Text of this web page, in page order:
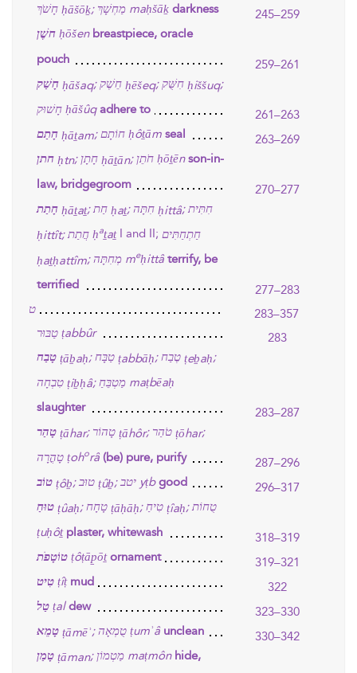
חָשֹׁךְ ḥāšōḵ; מַחְשָׁךְ maḥšāḵ darkness
245–259
חשֶׁן ḥōšen breastpiece, oracle
pouch
259–261
חָשַׁק ḥāšaq; חֵשֶׁק ḥēšeq; חִשֻּׁק ḥiššuq;
חָשׁוּק ḥāšûq adhere to
261–263
חָתַם ḥāṯam; חוֹתָם ḥôṯām seal
263–269
חתן ḥtn; חָתָן ḥāṯān; חֹתֵן ḥōṯēn son-in-
law, bridgegroom
270–277
חָתַת ḥāṯaṯ; חַת ḥaṯ; חִתָּה ḥittâ; חִתִּית
ḥittît; חֲתַת ḥaṯaṯI and II; חַתְחַתִּים
ḥaṯḥattîm; מְחִתָּה meḥittâ terrify, be
terrified
277–283
ט
283–357
טַבּוּר ṭabbûr
283
טָבַח ṭāḇaḥ; טַבָּח ṭabbāḥ; טֶבַח ṭeḇaḥ;
טִבְחָה ṭiḇḥâ; מַטְבֵּחַ maṭbēaḥ
slaughter
283–287
טָהַר ṭāhar; טָהוֹר ṭāhôr; טֹהַר ṭōhar;
טָהֳרָה ṭohorâ (be) pure, purify
287–296
טוֹב ṭôḇ; טוּב ṭûḇ; יטב yṭb good
296–317
טוּחַ ṭûaḥ; טָחָח ṭāḥāḥ; טִיחַ ṭîaḥ; טֻחוֹת
ṭuḥôṯ plaster, whitewash
318–319
טוֹטָפֹת ṭôṭāp̱ōṯ ornament
319–321
טִיט ṭîṭ mud
322
טַל ṭal dew
323–330
טָמֵא ṭāmēʾ; טֻמְאָה ṭumʾâ unclean
330–342
טָמַן ṭāman; מַטְמוֹן maṭmôn hide,